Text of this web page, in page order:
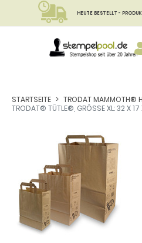
HEUTE BESTELLT -
STARTSEITE
TRODAT MAMMOTH®
TRODAT® TÜTLE®, GRÖSSE XL: 32 X 17